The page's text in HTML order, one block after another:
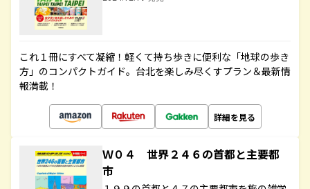
これ１冊にすべて凝縮！軽くて持ち歩きに便利な「地球の歩き
方」のコンパクトガイド。台北を楽しみ尽くすプラン＆最新情
報満載！
詳細を見る
Ｗ０４ 世界２４６の首都と主要都
市